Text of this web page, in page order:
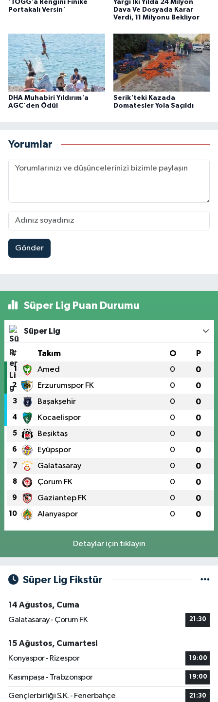
'TOGG'a Rengini Finike
Portakalı Versin'
Yargı İki Yılda 24 Milyon
Dava Ve Dosyada Karar
Verdi, 11 Milyonu Bekliyor
DHA Muhabiri Yıldırım'a
AGC'den Ödül
Serik'teki Kazada
Domatesler Yola Saçıldı
Yorumlar
Gönder
Süper Lig Puan Durumu
Süper Lig
# Takım O P
1 Amed 0 0
2 Erzurumspor FK 0 0
3 Başakşehir 0 0
4 Kocaelispor 0 0
5 Beşiktaş 0 0
6 Eyüpspor 0 0
7 Galatasaray 0 0
8 Çorum FK 0 0
9 Gaziantep FK 0 0
10 Alanyaspor 0 0
Detaylar için tıklayın
Süper Lig Fikstür
14 Ağustos, Cuma
Galatasaray - Çorum FK
21:30
15 Ağustos, Cumartesi
Konyaspor - Rizespor
19:00
Kasımpaşa - Trabzonspor 19:00
Gençlerbirliği S.K. - Fenerbahçe 21:30